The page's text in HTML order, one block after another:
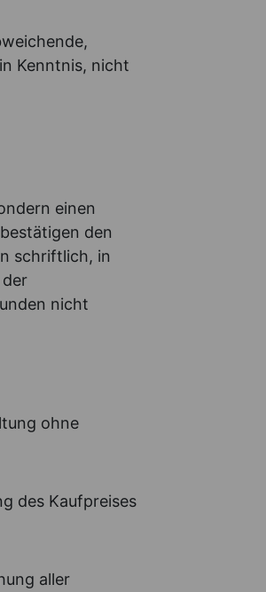
Kenntnis, nicht
einen
den
schriftlich, in
nicht
ohne
des Kaufpreises
aller